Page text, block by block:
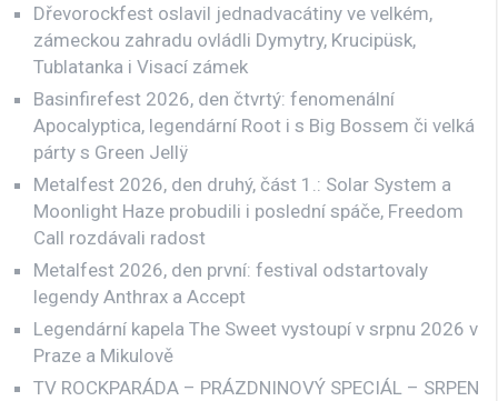
Dřevorockfest oslavil jednadvacátiny ve velkém,
zámeckou zahradu ovládli Dymytry, Krucipüsk,
Tublatanka i Visací zámek
Basinfirefest 2026, den čtvrtý: fenomenální
Apocalyptica, legendární Root i s Big Bossem či velká
párty s Green Jellÿ
Metalfest 2026, den druhý, část 1.: Solar System a
Moonlight Haze probudili i poslední spáče, Freedom
Call rozdávali radost
Metalfest 2026, den první: festival odstartovaly
legendy Anthrax a Accept
Legendární kapela The Sweet vystoupí v srpnu 2026 v
Praze a Mikulově
TV ROCKPARÁDA – PRÁZDNINOVÝ SPECIÁL – SRPEN